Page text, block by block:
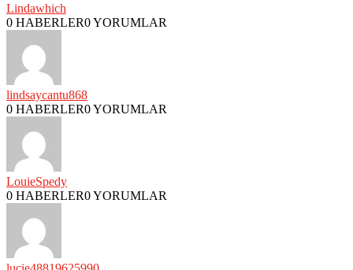
Lindawhich
0 HABERLER0 YORUMLAR
lindsaycantu868
0 HABERLER0 YORUMLAR
LouieSpedy
0 HABERLER0 YORUMLAR